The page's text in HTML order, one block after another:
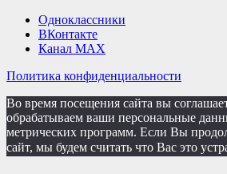
Одноклассники
ВКонтакте
Канал MAX
Политика конфиденциальности
Во время посещения сайта вы
обрабатываем ваши персональные
метрических программ. Если Вы
сайт, мы будем считать что Вас это